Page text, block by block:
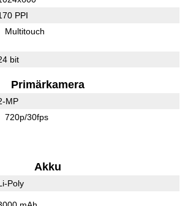
PPI
Multitouch
bit
Primärkamera
MP
720p/30fps
Akku
Poly